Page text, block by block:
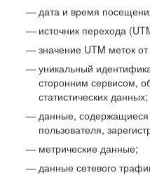
дата и время
источник перехода
значение UTM меток
уникальный
сторонним сервисом,
статистических данных;
данные, содержащиеся
пользователя,
метрические данные;
данные сетевого